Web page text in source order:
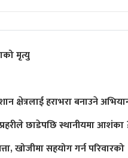
मृत्यु
क्षेत्रलाई हराभरा बनाउने
छाडेपछि स्थानीयमा आशंका
खोजीमा सहयोग गर्न परिवारको